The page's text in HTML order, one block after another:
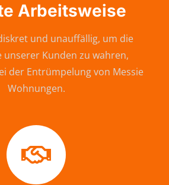
Arbeitsweise
und unauffällig, um die
unserer Kunden zu wahren,
der Entrümpelung von Messie
Wohnungen.